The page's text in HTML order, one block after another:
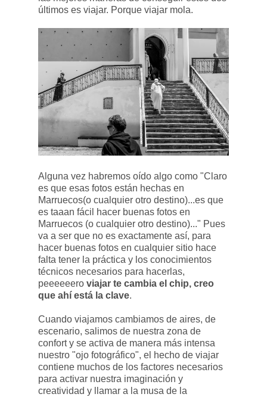
últimos es viajar. Porque viajar mola.
Alguna vez habremos oído algo como "Claro
es que esas fotos están hechas en
Marruecos(o cualquier otro destino)...es que
es taaan fácil hacer buenas fotos en
Marruecos (o cualquier otro destino)..." Pues
va a ser que no es exactamente así, para
hacer buenas fotos en cualquier sitio hace
falta tener la práctica y los conocimientos
técnicos necesarios para hacerlas,
peeeeeero viajar te cambia el chip, creo
que ahí está la clave.
Cuando viajamos cambiamos de aires, de
escenario, salimos de nuestra zona de
confort y se activa de manera más intensa
nuestro "ojo fotográfico", el hecho de viajar
contiene muchos de los factores necesarios
para activar nuestra imaginación y
creatividad y llamar a la musa de la